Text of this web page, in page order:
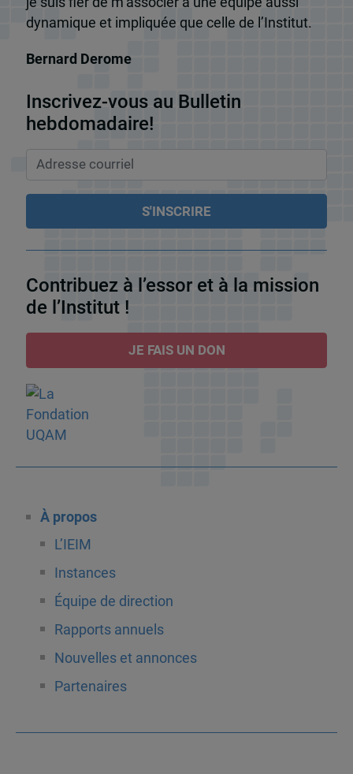
dynamique et impliquée que celle de l’Institut.
Bernard Derome
Inscrivez-vous au Bulletin
hebdomadaire!
Contribuez à l’essor et à la mission
de l’Institut !
JE FAIS UN DON
À propos
L’IEIM
Instances
Équipe de direction
Rapports annuels
Nouvelles et annonces
Partenaires